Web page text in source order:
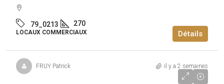
79_0213 270
LOCAUX COMMERCIAUX Détails
FRUY Patrick il y a 2 semaines